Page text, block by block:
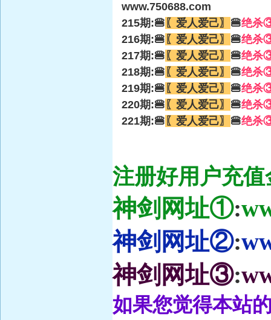
www.750688.com
215期:🍔 〖爱人爱己〗 🍔绝杀
216期:🍔 〖爱人爱己〗 🍔绝杀
217期:🍔 〖爱人爱己〗 🍔绝杀
218期:🍔 〖爱人爱己〗 🍔绝杀
219期:🍔 〖爱人爱己〗 🍔绝杀
220期:🍔 〖爱人爱己〗 🍔绝杀
221期:🍔 〖爱人爱己〗 🍔绝杀
注册好用户充
神剑网址①:
神剑网址②:
神剑网址③:
如果您觉得本站